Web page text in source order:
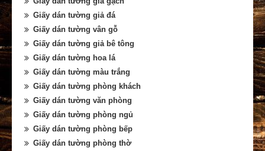
Giấy dán tường giả đá
Giấy dán tường vân gỗ
Giấy dán tường giả bê tông
Giấy dán tường hoa lá
Giấy dán tường màu trắng
Giấy dán tường phòng khách
Giấy dán tường văn phòng
Giấy dán tường phòng ngủ
Giấy dán tường phòng bếp
Giấy dán tường phòng thờ